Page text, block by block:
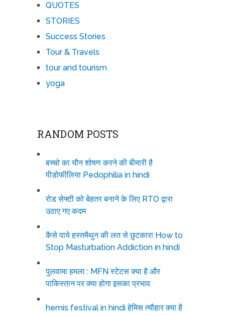
QUOTES
STORIES
Success Stories
Tour & Travels
tour and tourism
yoga
RANDOM POSTS
बच्चो का यौन शोषण करने की बीमारी है
पीडोफीलिया Pedophilia in hindi
रोड सेफ्टी को बेहतर बनाने के लिए RTO द्वारा
उठाए गए कदम
कैसे पाये हस्तमैथुन की लत से छुटकारा How to
Stop Masturbation Addiction in hindi
पुलवामा हमला : MFN स्टेटस क्या है और
पाकिस्तान पर क्या होगा इसका प्रभाव
hemis festival in hindi हेमिस त्यौहार क्या है